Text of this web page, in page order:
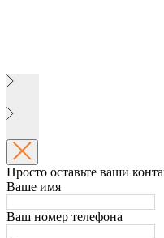
Просто оставьте ваши
Ваше имя
Ваш номер телефона